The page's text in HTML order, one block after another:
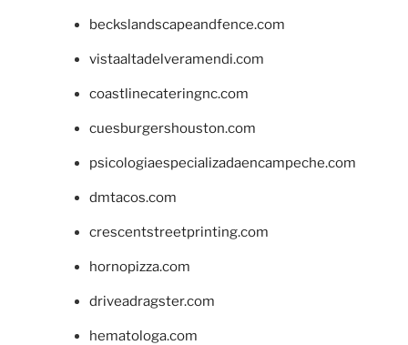
beckslandscapeandfence.com
vistaaltadelveramendi.com
coastlinecateringnc.com
cuesburgershouston.com
psicologiaespecializadaencampeche.com
dmtacos.com
crescentstreetprinting.com
hornopizza.com
driveadragster.com
hematologa.com